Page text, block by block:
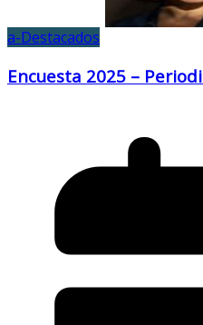
a-Destacados
Encuesta 2025 –